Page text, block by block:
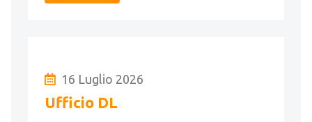
16 Luglio 2026
Ufficio DL